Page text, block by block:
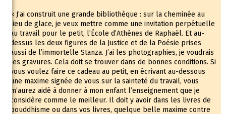
« J’ai construit une grande bibliothèque : sur la cheminée au
lieu de glace, je veux mettre comme une invitation perpétuelle
au travail pour le petit, l’École d’Athènes de Raphaël. Et au-
dessus les deux figures de la Justice et de la Poésie prises
aussi de l’immortelle Stanza. J’ai les photographies, je voudrais
les gravures. Cela doit se trouver dans de bonnes conditions. Si
vous voulez faire ce cadeau au petit, en écrivant au-dessous
une maxime signée de vous sur la sainteté du travail, vous
m’aurez aidé à donner à mon enfant l’enseignement que je
considère comme le meilleur. Il doit y avoir dans les livres de
bouddhisme ou dans vos livres, quelque belle maxime contre